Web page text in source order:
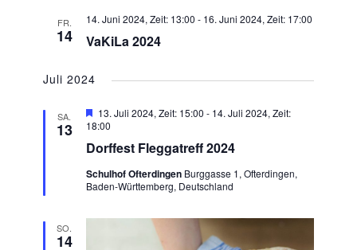
FR.
14 VaKiLa 2024
14. Juni 2024, Zeit: 13:00 - 16. Juni 2024, Zeit: 17:00
Juli 2024
SA.
13
Dorffest Fleggatreff 2024
Hervorgehoben
13. Juli 2024, Zeit: 15:00 - 14. Juli 2024, Zeit:
18:00
Schulhof Ofterdingen Burggasse 1, Ofterdingen,
Baden-Württemberg, Deutschland
SO.
14